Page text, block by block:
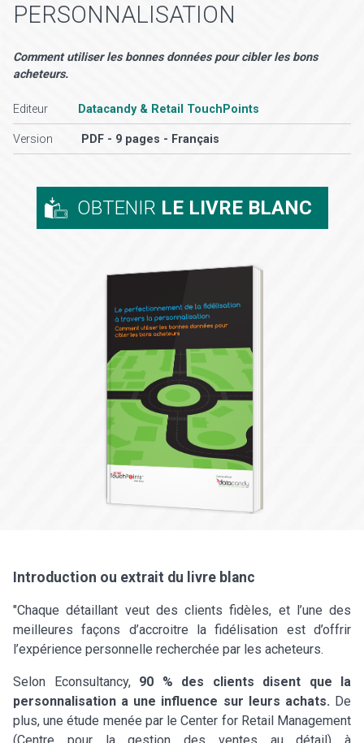
PERSONNALISATION
Comment utiliser les bonnes données pour cibler les bons
acheteurs.
Editeur Datacandy & Retail TouchPoints
Version PDF - 9 pages - Français
OBTENIR LE LIVRE BLANC
Introduction ou extrait du livre blanc
"Chaque détaillant veut des clients fidèles, et l’une des
meilleures façons d’accroitre la fidélisation est d’offrir
l’expérience personnelle recherchée par les acheteurs.
Selon Econsultancy, 90 % des clients disent que la
personnalisation a une influence sur leurs achats. De
plus, une étude menée par le Center for Retail Management